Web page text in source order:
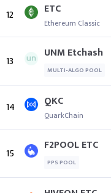
12 ETC
Ethereum Classic
13 UNM Etchash
MULTI-ALGO POOL
14 QKC
QuarkChain
15 F2POOL ETC
PPS POOL